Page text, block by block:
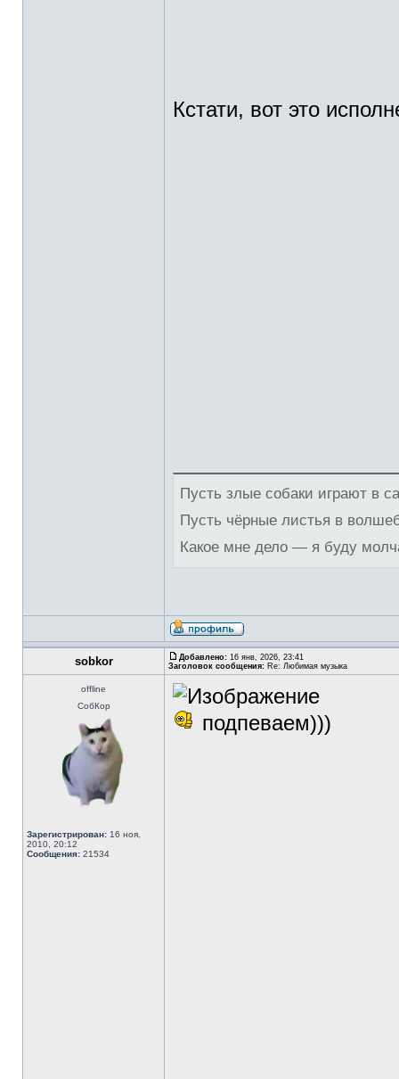
Кстати, вот это
Пусть злые собаки играют в
Пусть чёрные листья в
Какое мне дело — я буду
sobkor Добавлено: 16 янв, 2026, 23:41
Заголовок сообщения: Re: Любимая музыка
offline
СобКор
Зарегистрирован: 16 ноя,
2010, 20:12
Сообщения: 21534
подпеваем)))